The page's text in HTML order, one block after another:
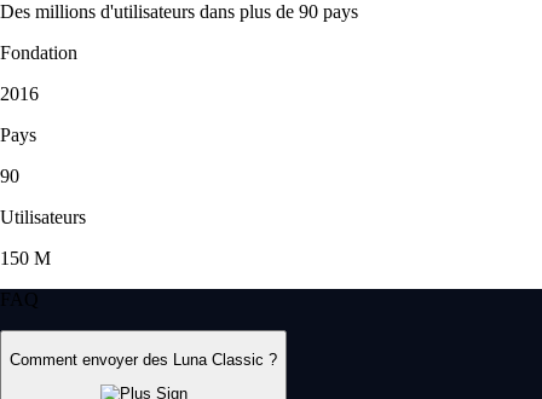
Des millions d'utilisateurs dans plus de 90 pays
Fondation
2016
Pays
90
Utilisateurs
150 M
FAQ
Comment envoyer des Luna Classic ?